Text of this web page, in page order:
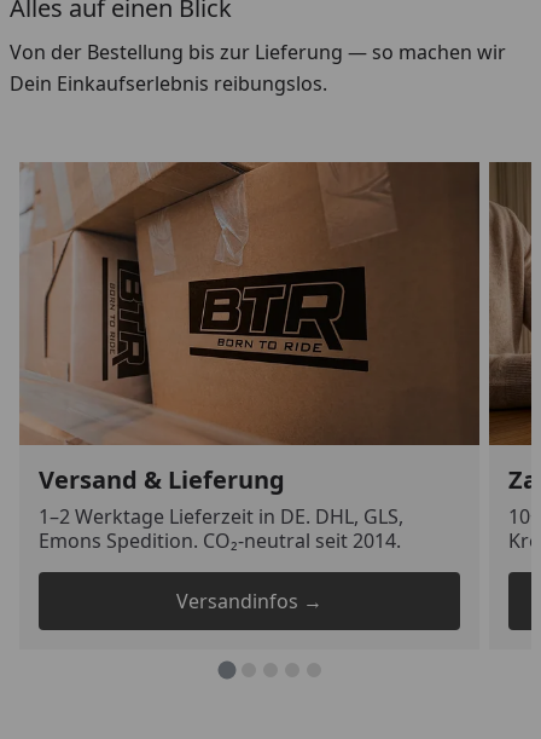
Alles auf einen Blick
Von der Bestellung bis zur Lieferung — so machen wir
Dein Einkaufserlebnis reibungslos.
Versand & Lieferung
1–2 Werktage Lieferzeit in DE. DHL, GLS,
Emons Spedition. CO₂-neutral seit 2014.
Versandinfos →